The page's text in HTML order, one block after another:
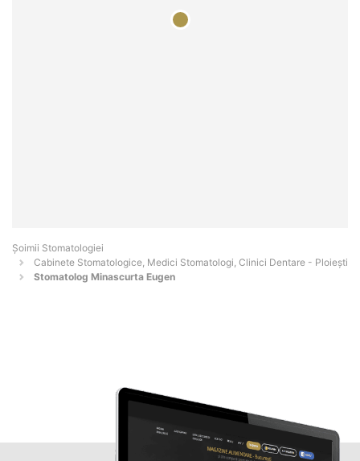
Șoimii Stomatologiei
Cabinete Stomatologice, Medici Stomatologi, Clinici Dentare - Ploieşti
Stomatolog Minascurta Eugen